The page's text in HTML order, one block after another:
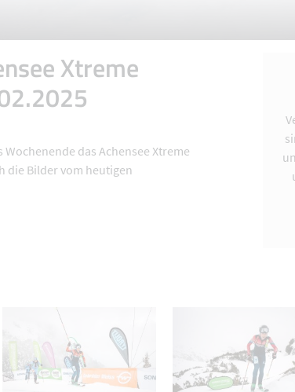
Xtreme
das Achensee Xtreme
die Bilder vom heutigen